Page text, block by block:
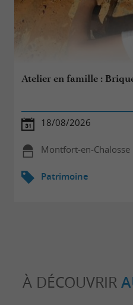
Atelier en famille :
18/08/2026
Montfort-en-Chalosse
Patrimoine
À DÉCOUVRIR